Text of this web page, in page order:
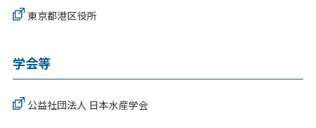
東京都港区役所
学会等
公益社団法人 日本水産学会